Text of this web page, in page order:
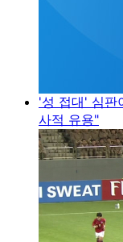
'성 접대' 심판
사적 유용"